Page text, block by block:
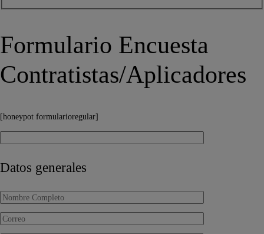
Formulario Encuesta
Contratistas/Aplicadores
[honeypot formularioregular]
Datos generales